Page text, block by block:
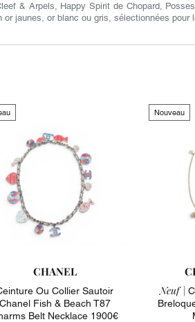
& Arpels, Happy Spirit de Chopard,
jaunes, or blanc ou gris, sélectionnées
CHANEL
Ou Collier Sautoir
Chanel Fish & Beach T87
Belt Necklace 1900€
Nouveau
Neuf |